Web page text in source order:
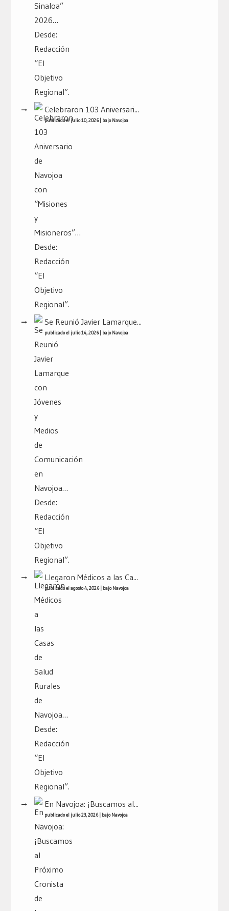
Celebraron 103 Aniversari...
publicado el julio 10, 2026| bajoNavojoa
Se Reunió Javier Lamarque...
publicado el julio 14, 2026| bajoNavojoa
Llegaron Médicos a las Ca...
publicado el agosto 4, 2026| bajoNavojoa
En Navojoa: ¡Buscamos al...
publicado el julio 23, 2026| bajoNavojoa